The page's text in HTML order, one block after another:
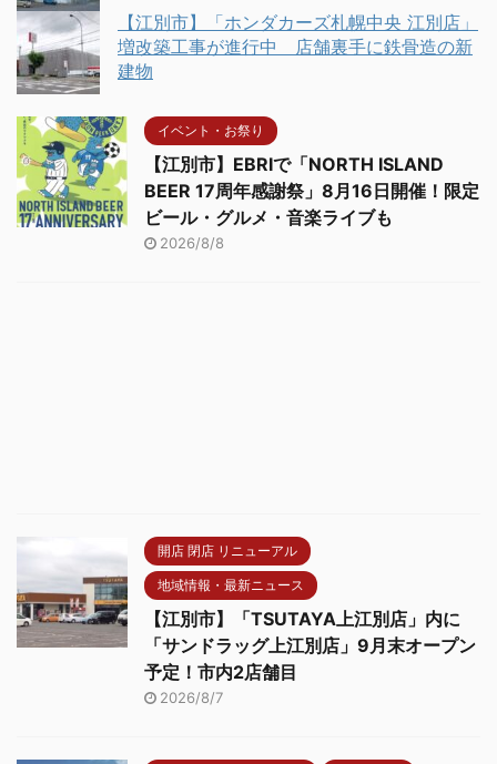
【江別市】「ホンダカーズ札幌中央 江別店」
増改築工事が進行中 店舗裏手に鉄骨造の新
建物
イベント・お祭り
【江別市】EBRIで「NORTH ISLAND
BEER 17周年感謝祭」8月16日開催！限定
ビール・グルメ・音楽ライブも
2026/8/8
開店 閉店 リニューアル
地域情報・最新ニュース
【江別市】「TSUTAYA上江別店」内に
「サンドラッグ上江別店」9月末オープン
予定！市内2店舗目
2026/8/7